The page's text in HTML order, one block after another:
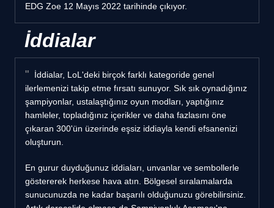
EDG Zoe 12 Mayıs 2022 tarihinde çıkıyor.
İddialar
İddialar, LoL'deki birçok farklı kategoride genel
ilerlemenizi takip etme fırsatı sunuyor. Sık sık oynadığınız
şampiyonlar, ustalaştığınız oyun modları, yaptığınız
hamleler, topladığınız içerikler ve daha fazlasını öne
çıkaran 300'ün üzerinde eşsiz iddiayla kendi efsanenizi
oluşturun.
En gurur duyduğunuz iddiaları, unvanlar ve sembollerle
göstererek herkese hava atın. Bölgesel sıralamalarda
sunucunuzda ne kadar başarılı olduğunuzu görebilirsiniz.